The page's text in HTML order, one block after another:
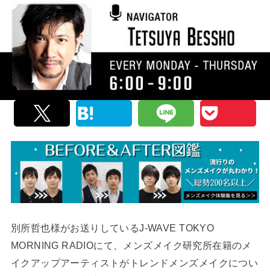
別所哲也様がお送りしているJ-WAVE TOKYO
MORNING RADIOにて、メンズメイク研究所在籍のメ
イクアップアーティストがトレンドメンズメイクについ